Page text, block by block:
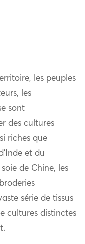
les peuples
les
sont
des cultures
riches que
et du
de Chine, les
série de tissus
cultures distinctes